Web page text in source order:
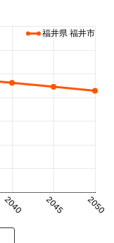
2040 2045 2050
福井県 福井市